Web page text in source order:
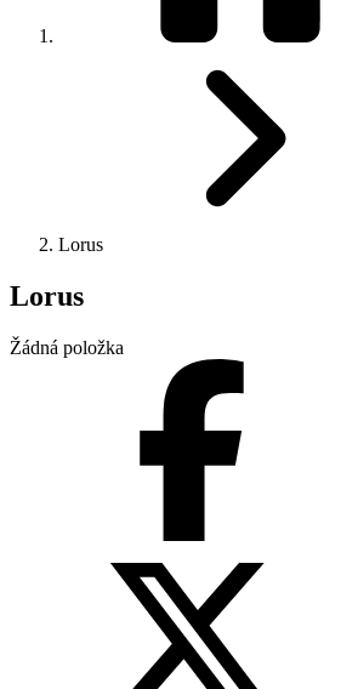
Lorus
Lorus
Žádná položka